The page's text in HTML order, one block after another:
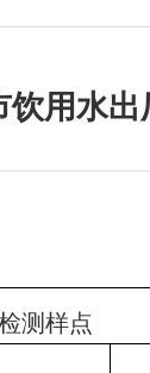
用水
测样点